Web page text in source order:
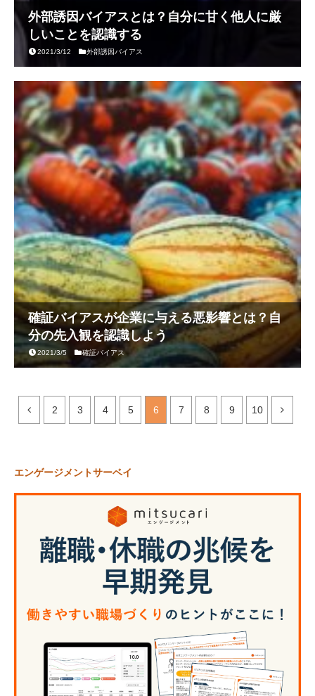
外部誘因バイアスとは？自分に甘く他人に厳
しいことを認識する
2021/3/12 外部誘因バイアス
確証バイアスが企業に与える悪影響とは？自
分の先入観を認識しよう
2021/3/5 確証バイアス
2 3 4 5 6 7 8 9 10
エンゲージメントサーベイ